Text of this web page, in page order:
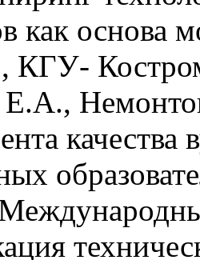
как основа
КГУ-
Е.А.,
качества